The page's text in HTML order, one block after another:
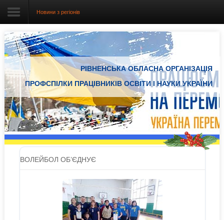
Головна
Про організацію
Документація
Електронний вісник
Новини Профспілки
Новини з регіонів
Новини з регіонів
РІВНЕНСЬКА ОБЛАСНА ОРГАНІЗАЦІЯ
ПРОФСПІЛКИ ПРАЦІВНИКІВ ОСВІТИ І НАУКИ УКРАЇНИ
ВОЛЕЙБОЛ ОБ’ЄДНУЄ